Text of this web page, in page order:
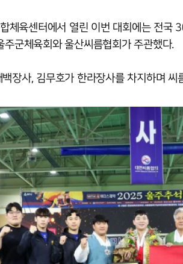
체육센터에서 열린 이번 대회에는 전국
군체육회와 울산씨름협회가 주관했다.
장사, 김무호가 한라장사를 차지하며 씨